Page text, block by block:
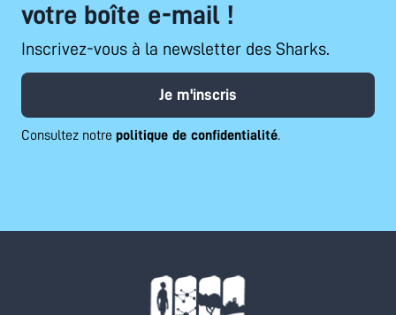
votre boîte e-mail !
Inscrivez-vous à la newsletter des Sharks.
Je m'inscris
Consultez notre politique de confidentialité.